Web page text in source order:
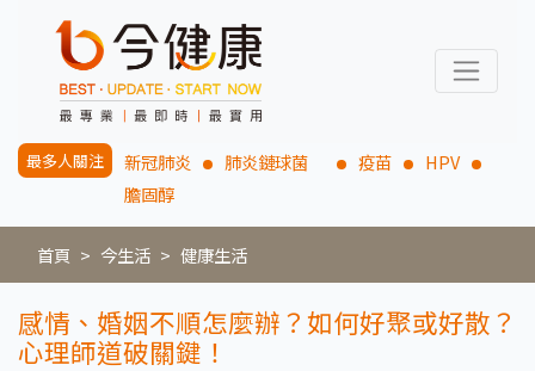
最多人關注 新冠肺炎 肺炎鏈球菌 疫苗
HPV
膽固醇
首頁 今生活 健康生活
感情、婚姻不順怎麼辦？如何好聚或好散？
心理師道破關鍵！